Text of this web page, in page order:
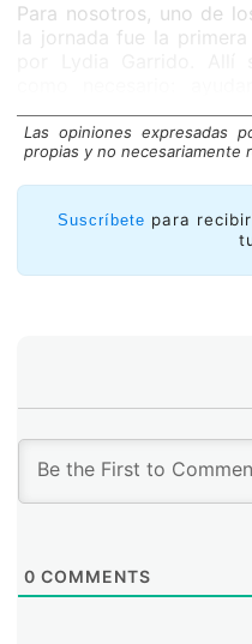
Para nosotros, uno de
la jornada fue la
digital que muchas
dimensión técnica con
regula sobre Internet sin
el riesgo de construir
Las opiniones expresadas
propias y no necesariamente
Suscríbete para
0 COMMENTS